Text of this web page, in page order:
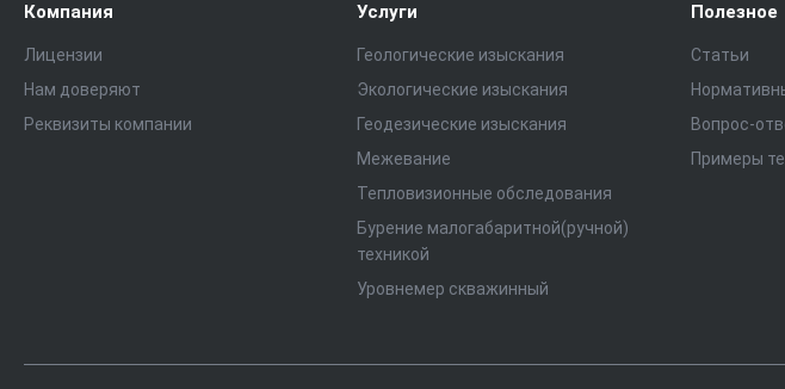
Компания
Лицензии
Нам доверяют
Реквизиты компании
Услуги
Геологические изыскания
Экологические изыскания
Геодезические изыскания
Межевание
Тепловизионные обследования
Бурение малогабаритной(ручной)
техникой
Уровнемер скважинный
Полезное
Статьи
Вопрос-
Примеры